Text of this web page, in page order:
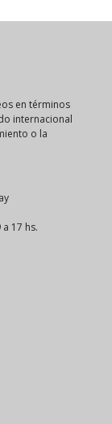
en términos
internacional
o la
17 hs.